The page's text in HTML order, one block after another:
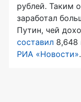
рублей. Таким
заработал
Путин, чей
составил 8,648
РИА «Новости».